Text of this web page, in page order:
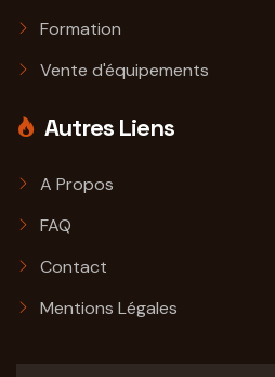
Formation
Vente d'équipements
Autres Liens
A Propos
FAQ
Contact
Mentions Légales